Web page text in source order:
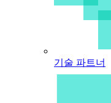
기술 파트너